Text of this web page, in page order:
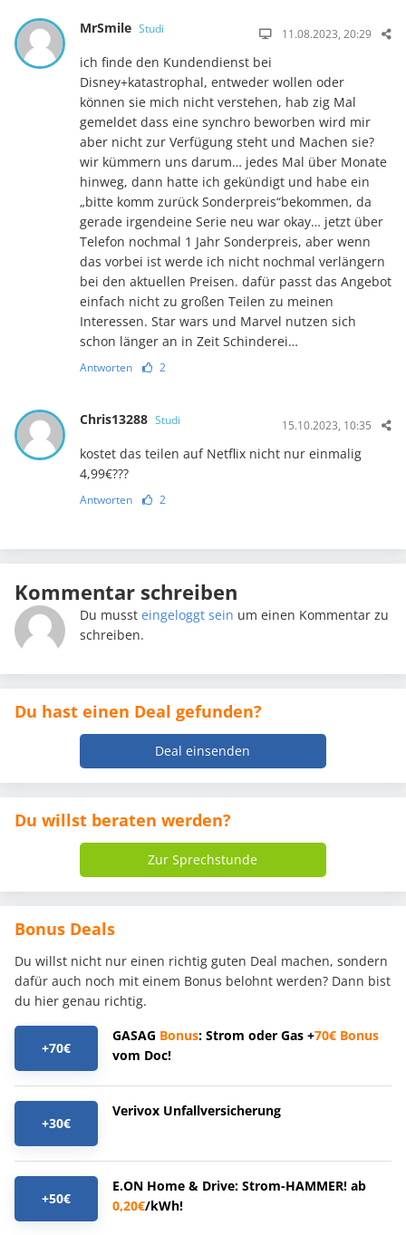
MrSmile Studi 11.08.2023, 20:29
ich finde den Kundendienst bei
Disney+katastrophal, entweder wollen oder
können sie mich nicht verstehen, hab zig Mal
gemeldet dass eine synchro beworben wird mir
aber nicht zur Verfügung steht und Machen sie?
wir kümmern uns darum… jedes Mal über Monate
hinweg, dann hatte ich gekündigt und habe ein
„bitte komm zurück Sonderpreis“bekommen, da
gerade irgendeine Serie neu war okay… jetzt über
Telefon nochmal 1 Jahr Sonderpreis, aber wenn
das vorbei ist werde ich nicht nochmal verlängern
bei den aktuellen Preisen. dafür passt das Angebot
einfach nicht zu großen Teilen zu meinen
Interessen. Star wars und Marvel nutzen sich
schon länger an in Zeit Schinderei…
Antworten 2
Chris13288 Studi 15.10.2023, 10:35
kostet das teilen auf Netflix nicht nur einmalig
4,99€???
Antworten 2
Kommentar schreiben
Du musst eingeloggt sein um einen Kommentar zu
schreiben.
Du hast einen Deal gefunden?
Deal einsenden
Du willst beraten werden?
Zur Sprechstunde
Bonus Deals
Du willst nicht nur einen richtig guten Deal machen, sondern
dafür auch noch mit einem Bonus belohnt werden? Dann bist
du hier genau richtig.
+70€
GASAG Bonus: Strom oder Gas +70€ Bonus
vom Doc!
+30€
Verivox Unfallversicherung
+50€
E.ON Home & Drive: Strom-HAMMER! ab
0,20€/kWh!